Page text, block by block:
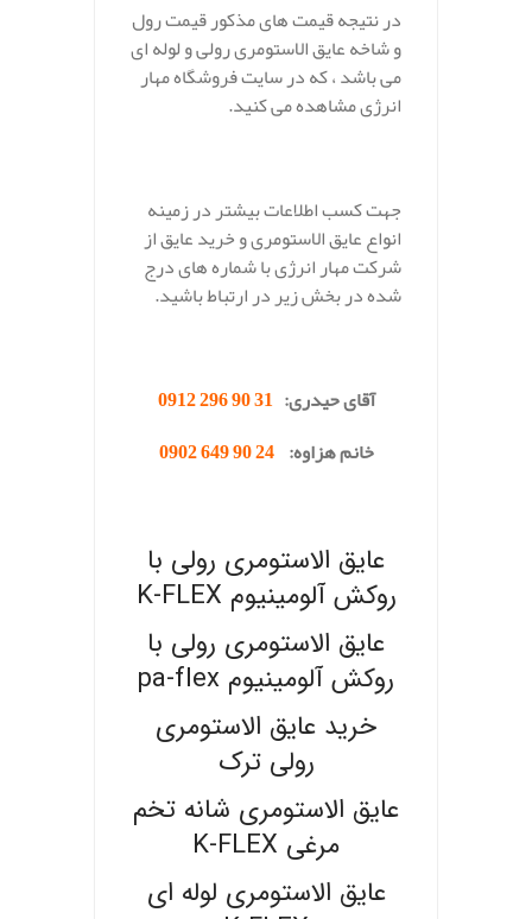
در نتیجه قیمت های مذکور قیمت رول
و شاخه عایق الاستومری رولی و لوله ای
می باشد ، که در سایت فروشگاه مهار
انرژی مشاهده می کنید.
جهت کسب اطلاعات بیشتر در زمینه
انواع عایق الاستومری و خرید عایق از
شرکت مهار انرژی با شماره های درج
شده در بخش زیر در ارتباط باشید.
آقای حیدری: 31 90 296 0912
خانم هزاوه:24 90 649 0902
عایق الاستومری رولی با
روکش آلومینیوم K-FLEX
عایق الاستومری رولی با
روکش آلومینیوم pa-flex
خرید عایق الاستومری
رولی ترک
عایق الاستومری شانه تخم
مرغی K-FLEX
عایق الاستومری لوله ای